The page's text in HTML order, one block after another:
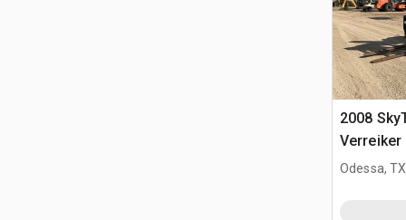
2008
Verreiker
Odessa, TX